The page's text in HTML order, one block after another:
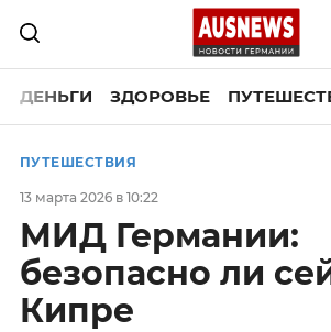
ДЕНЬГИ ЗДОРОВЬЕ
ПУТЕШЕСТВИЯ
13 марта 2026 в 10:22
МИД Германии:
безопасно ли
Кипре